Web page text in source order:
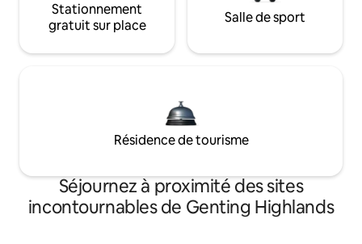
Stationnement
gratuit sur place
Salle de sport
Résidence de tourisme
Séjournez à proximité des sites
incontournables de Genting Highlands